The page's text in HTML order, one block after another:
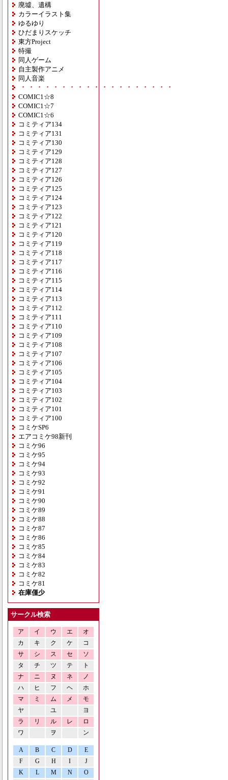
廃墟、遺構
カラーイラスト集
ゆるゆり
ひだまりスケッチ
東方Project
特撮
同人ゲーム
自主製作アニメ
同人音楽
・・・・・・・・・・・・・・・・・・・
COMIC1☆8
COMIC1☆7
COMIC1☆6
コミティア134
コミティア131
コミティア130
コミティア129
コミティア128
コミティア127
コミティア126
コミティア125
コミティア124
コミティア123
コミティア122
コミティア121
コミティア120
コミティア119
コミティア118
コミティア117
コミティア116
コミティア115
コミティア114
コミティア113
コミティア112
コミティア111
コミティア110
コミティア109
コミティア108
コミティア107
コミティア106
コミティア105
コミティア104
コミティア103
コミティア102
コミティア101
コミティア100
コミケSP6
エアコミケ98新刊
コミケ96
コミケ95
コミケ94
コミケ93
コミケ92
コミケ91
コミケ90
コミケ89
コミケ88
コミケ87
コミケ86
コミケ85
コミケ84
コミケ83
コミケ82
コミケ81
在庫僅少
サークル検索
ア イ ウ エ
オ
カ
キ ク ケ
コ
サ
シ ス セ
ソ
タ
チ ツ テ
ト
ナ
ニ ヌ ネ
ノ
ハ
ヒ フ ヘ
ホ
マ
ミ ム メ
モ
ヤ
ユ
ヨ
ラ
リ ル レ
ロ
ワ
ヲ ン
A B C D
E
F
G H I
J
K
L M N O